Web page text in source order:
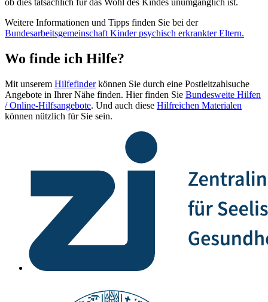
ob dies tatsächlich für das Wohl des Kindes unumgänglich ist.
Weitere Informationen und Tipps finden Sie bei der
Bundesarbeitsgemeinschaft Kinder psychisch erkrankter Eltern.
Wo finde ich Hilfe?
Mit unserem Hilfefinderkönnen Sie durch eine Postleitzahlsuche
Angebote in Ihrer Nähe finden. Hier finden Sie Bundesweite Hilfen
/ Online-Hilfsangebote. Und auch diese Hilfreichen Materialen
können nützlich für Sie sein.